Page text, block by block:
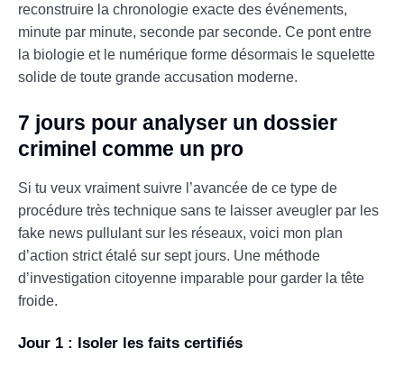
reconstruire la chronologie exacte des événements,
minute par minute, seconde par seconde. Ce pont entre
la biologie et le numérique forme désormais le squelette
solide de toute grande accusation moderne.
7 jours pour analyser un dossier
criminel comme un pro
Si tu veux vraiment suivre l’avancée de ce type de
procédure très technique sans te laisser aveugler par les
fake news pullulant sur les réseaux, voici mon plan
d’action strict étalé sur sept jours. Une méthode
d’investigation citoyenne imparable pour garder la tête
froide.
Jour 1 : Isoler les faits certifiés